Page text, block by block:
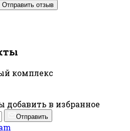
Отправить отзыв
комплекс
добавить в избранное
Отправить